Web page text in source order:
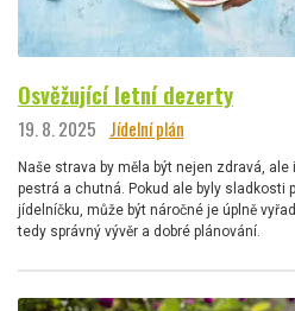
Osvěžující letní dezerty
19. 8. 2025 Jídelní plán
Naše strava by měla být nejen zdravá,
pestrá a chutná. Pokud ale byly sladkosti
jídelníčku, může být náročné je úplně
tedy správný vývěr a dobré plánování.